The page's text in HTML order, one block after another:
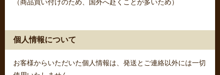
（商品買い付けのため、国外へ赴くことが多いため）
個人情報について
お客様からいただいた個人情報は、発送とご連絡以外には一切